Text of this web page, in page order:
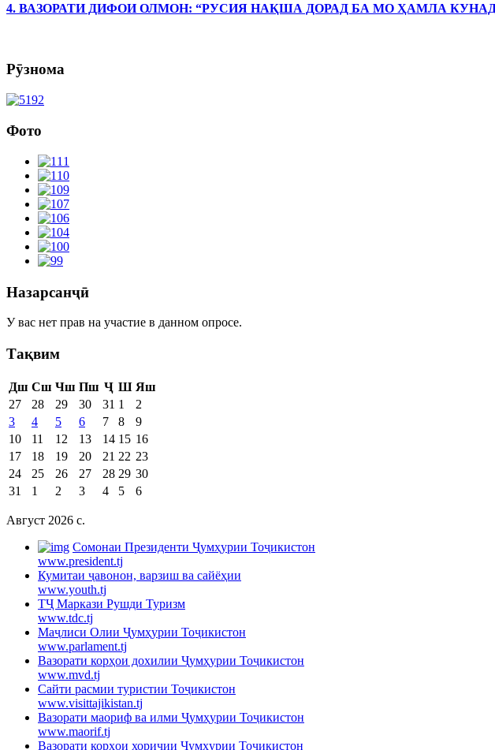
4. ВАЗОРАТИ ДИФОИ ОЛМОН: “РУСИЯ НАҚША ДОРАД БА МО ҲАМЛА
Рӯзнома
Фото
Назарсанҷӣ
У вас нет прав на участие в данном опросе.
Тақвим
Дш Сш Чш Пш Ҷ Ш Яш
27
28 29 30 31 1
2
3
4 5 6 7 8
9
10
11 12 13 14 15 16
17
18 19 20 21 22 23
24
25 26 27 28 29 30
31
1 2 3 4 5 6
Август 2026 c.
Cомонаи Президенти Ҷумҳурии Тоҷикистон
www.president.tj
Кумитаи ҷавонон, варзиш ва сайёҳии
www.youth.tj
ТҶ Маркази Рушди Туризм
www.tdc.tj
Маҷлиси Олии Ҷумҳурии Тоҷикистон
www.parlament.tj
Вазорати корҳои дохилии Ҷумҳурии Тоҷикистон
www.mvd.tj
Сайти расмии туристии Тоҷикистон
www.visittajikistan.tj
Вазорати маориф ва илми Ҷумҳурии Тоҷикистон
www.maorif.tj
Вазорати корҳои хориҷии Ҷумҳурии Тоҷикистон